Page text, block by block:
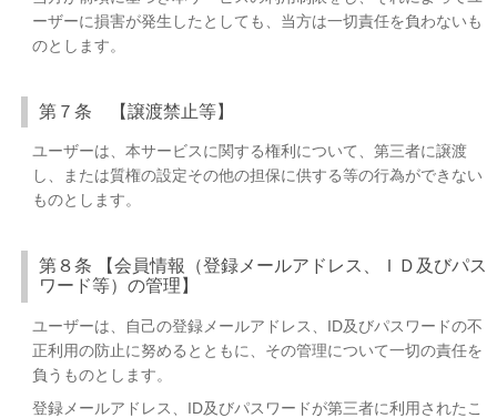
ーザーに損害が発生したとしても、当方は一切責任を負わないも
のとします。
第７条 【譲渡禁止等】
ユーザーは、本サービスに関する権利について、第三者に譲渡
し、または質権の設定その他の担保に供する等の行為ができない
ものとします。
第８条 【会員情報（登録メールアドレス、ＩＤ及びパス
ワード等）の管理】
ユーザーは、自己の登録メールアドレス、ID及びパスワードの不
正利用の防止に努めるとともに、その管理について一切の責任を
負うものとします。
登録メールアドレス、ID及びパスワードが第三者に利用されたこ